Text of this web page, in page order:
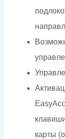
карты